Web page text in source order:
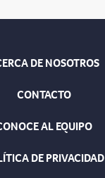
DE NOSOTROS
CONTACTO
AL EQUIPO
DE PRIVACIDAD